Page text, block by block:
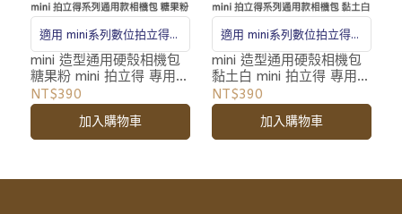
適用 mini系列數位拍立得相
機
mini 造型通用硬殼相機包
糖果粉 mini 拍立得 專用
相機包 收納包 附背帶
NT$390
加入購物車
適用 mini系列數位拍立得相
機
mini 造型通用硬殼相機包
黏土白 mini 拍立得 專用
相機包 收納包 附背帶
NT$390
加入購物車